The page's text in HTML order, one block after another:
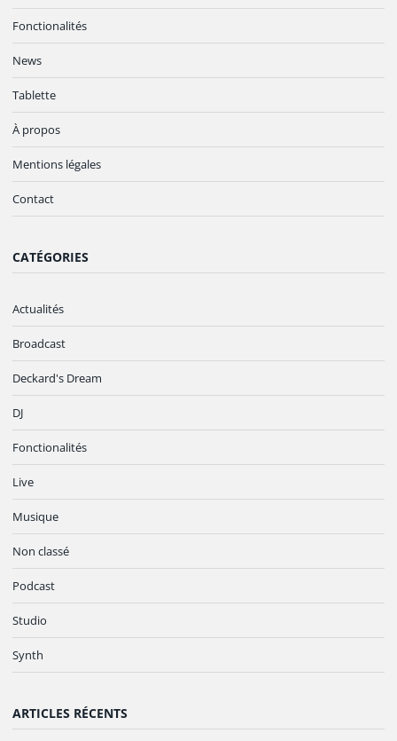
Fonctionalités
News
Tablette
À propos
Mentions légales
Contact
CATÉGORIES
Actualités
Broadcast
Deckard's Dream
DJ
Fonctionalités
Live
Musique
Non classé
Podcast
Studio
Synth
ARTICLES RÉCENTS